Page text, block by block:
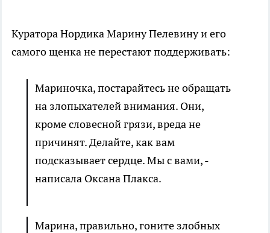
Куратора Нордика Марину Пелевину и его
самого щенка не перестают поддерживать:
Мариночка, постарайтесь не обращать
на злопыхателей внимания. Они,
кроме словесной грязи, вреда не
причинят. Делайте, как вам
подсказывает сердце. Мы с вами, -
написала Оксана Плакса.
Марина, правильно, гоните злобных